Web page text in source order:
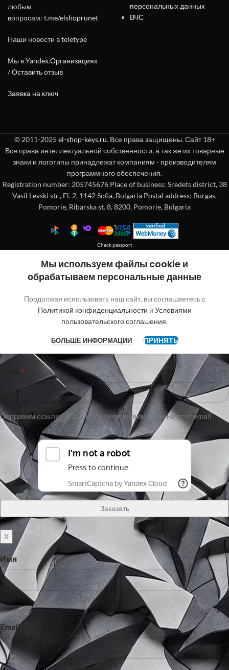
любым
вопросам: t.me/elshoprunet
Наши новости вteletype
Мы вYandex.Организациях
/Оставить отзыв
Заявка на ключ
персональных данных
ВЧС
© 2011-2025 el-shop-keys.ru. Все права защищены. Сайт 18+
Все права интеллектуальной собственности, а так же их товарные
знаки и логотипы принадлежат компаниям - производителям
программного обеспечения.
Registration number: 205745676 Place of business: Sredets district, 38
Vasil Levski str., Fl. 2, 1142 Sofia, Bulgaria Postal address: Burgas,
Pomorie, Ribarska st. 8, 8200, Pomorie, Bulgaria
Check passport
Мы используем файлы cookie и
обрабатываем персональные данные
Продолжая использовать наш сайт, вы соглашаетесь с
Политикой конфиденциальности и Условиями
пользовательского соглашения.
БОЛЬШЕ ИНФОРМАЦИИ ПРИНЯТЬ
Покупка без регистрации
"обозначает обязательные поля
*
Отправим ссылку для оплаты и отправим ключ на этот email
X
Имя
Email